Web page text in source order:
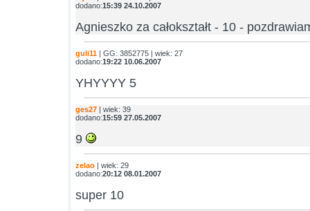
dodano:15:39 24.10.2007
Agnieszko za całokształt - 10 -
guli11 | GG: 3852775 | wiek: 27
dodano:19:22 10.06.2007
YHYYYY 5
ges27 | wiek: 39
dodano:15:59 27.05.2007
9
zelao | wiek: 29
dodano:20:12 08.01.2007
super 10